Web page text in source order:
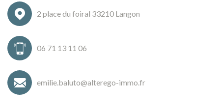
2 place du foiral 33210 Langon
06 71 13 11 06
emilie.baluto@alterego-immo.fr